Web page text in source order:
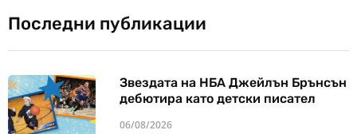
Последни публикации
Звездата на НБА Джейлън Брънсън
дебютира като детски писател
06/08/2026